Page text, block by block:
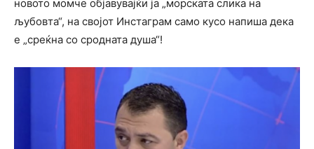
новото момче објавувајќи ја „морската слика на
љубовта“, на својот Инстаграм само кусо напиша дека
е „среќна со сродната душа“!